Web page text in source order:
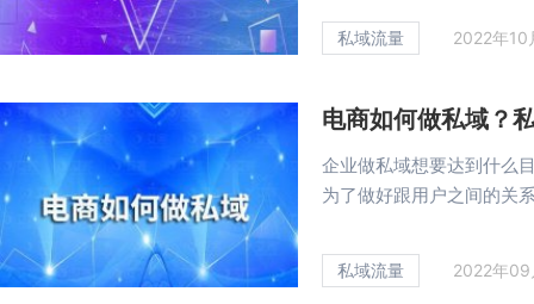
私域流量 2022年
电商如何做私域？
企业做私域想要达到什么
为了做好跟用户之间的关
私域流量 2022年